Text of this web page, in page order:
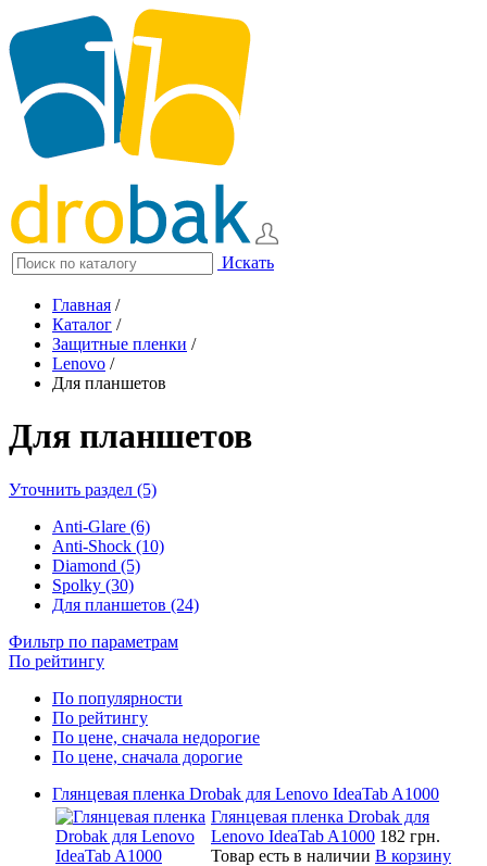
Искать
Главная /
Каталог /
Защитные пленки /
Lenovo /
Для планшетов
Для планшетов
Уточнить раздел (5)
Anti-Glare (6)
Anti-Shock (10)
Diamond (5)
Spolky (30)
Для планшетов (24)
Фильтр по параметрам
По рейтингу
По популярности
По рейтингу
По цене, сначала недорогие
По цене, сначала дорогие
Глянцевая пленка Drobak для Lenovo IdeaTab A1000
Глянцевая пленка Drobak для
Lenovo IdeaTab A1000 182 грн.
Товар есть в наличии В корзину